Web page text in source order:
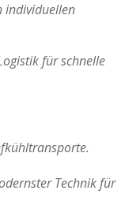
individuellen
für schnelle
Technik für